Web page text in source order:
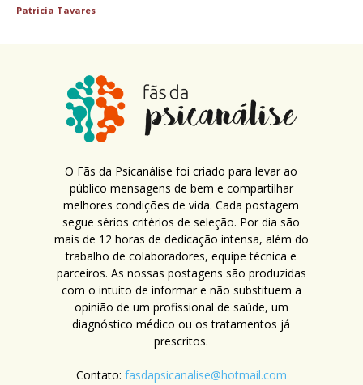
Patricia Tavares
O Fãs da Psicanálise foi criado para levar ao
público mensagens de bem e compartilhar
melhores condições de vida. Cada postagem
segue sérios critérios de seleção. Por dia são
mais de 12 horas de dedicação intensa, além do
trabalho de colaboradores, equipe técnica e
parceiros. As nossas postagens são produzidas
com o intuito de informar e não substituem a
opinião de um profissional de saúde, um
diagnóstico médico ou os tratamentos já
prescritos.
Contato: fasdapsicanalise@hotmail.com